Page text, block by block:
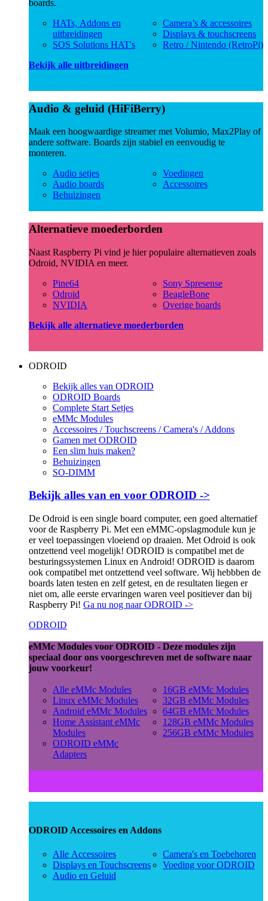
boards.
HATs, Addons en
uitbreidingen
SOS Solutions HAT's
Camera’s & accessoires
Displays & touchscreens
Retro / Nintendo (RetroPi)
Bekijk alle uitbreidingen
Audio & geluid (HiFiBerry)
Maak een hoogwaardige streamer met Volumio, Max2Play of
andere software. Boards zijn stabiel en eenvoudig te
monteren.
Audio setjes
Audio boards
Behuizingen
Voedingen
Accessoires
Alternatieve moederborden
Naast Raspberry Pi vind je hier populaire alternatieven zoals
Odroid, NVIDIA en meer.
Pine64
Odroid
NVIDIA
Sony Spresense
BeagleBone
Overige boards
Bekijk alle alternatieve moederborden
ODROID
Bekijk alles van ODROID
ODROID Boards
Complete Start Setjes
eMMc Modules
Accessoires / Touchscreens / Camera's / Addons
Gamen met ODROID
Een slim huis maken?
Behuizingen
SO-DIMM
Bekijk alles van en voor ODROID ->
De Odroid is een single board computer, een goed alternatief
voor de Raspberry Pi. Met een eMMC-opslagmodule kun je
er veel toepassingen vloeiend op draaien. Met Odroid is ook
ontzettend veel mogelijk! ODROID is compatibel met de
besturingssystemen Linux en Android! ODROID is daarom
ook compatibel met ontzettend veel software. Wij hebbben de
boards laten testen en zelf getest, en de resultaten liegen er
niet om, alle eerste ervaringen waren veel positiever dan bij
Raspberry Pi! Ga nu nog naar ODROID ->
ODROID
eMMc Modules voor ODROID - Deze modules zijn
speciaal door ons voorgeschreven met de software naar
jouw voorkeur!
Alle eMMc Modules
Linux eMMc Modules
Android eMMc Modules
Home Assistant eMMc
Modules
ODROID eMMc
Adapters
16GB eMMc Modules
32GB eMMc Modules
64GB eMMc Modules
128GB eMMc Modules
256GB eMMc Modules
ODROID Accessoires en Addons
Alle Accessoires
Displays en Touchscreens
Audio en Geluid
Camera's en Toebehoren
Voeding voor ODROID